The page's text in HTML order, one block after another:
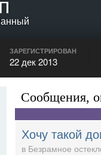
ЗАРЕГИСТРИРОВАН
22 дек 2013
Сообщения,
Хочу такой
в Безрамное